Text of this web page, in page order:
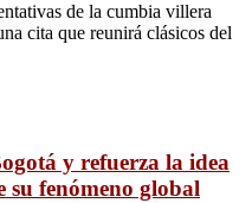
de la cumbia villera
cita que reunirá clásicos del
y refuerza la idea
su fenómeno global